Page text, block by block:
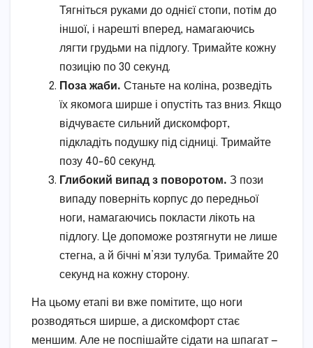
Тягніться руками до однієї стопи, потім до
іншої, і нарешті вперед, намагаючись
лягти грудьми на підлогу. Тримайте кожну
позицію по 30 секунд.
Поза жаби. Станьте на коліна, розведіть
їх якомога ширше і опустіть таз вниз. Якщо
відчуваєте сильний дискомфорт,
підкладіть подушку під сідниці. Тримайте
позу 40-60 секунд.
Глибокий випад з поворотом. З пози
випаду поверніть корпус до передньої
ноги, намагаючись покласти лікоть на
підлогу. Це допоможе розтягнути не лише
стегна, а й бічні м’язи тулуба. Тримайте 20
секунд на кожну сторону.
На цьому етапі ви вже помітите, що ноги
розводяться ширше, а дискомфорт стає
меншим. Але не поспішайте сідати на шпагат —